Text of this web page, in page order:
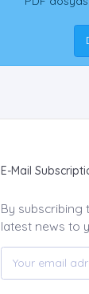
E-Mail
By subscribing
latest news to